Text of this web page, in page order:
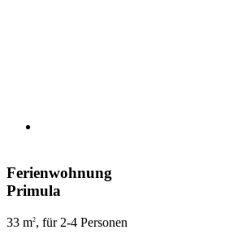
Ferienwohnung
Primula
33 m2, für 2-4 Personen